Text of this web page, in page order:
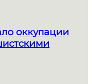
оккупации